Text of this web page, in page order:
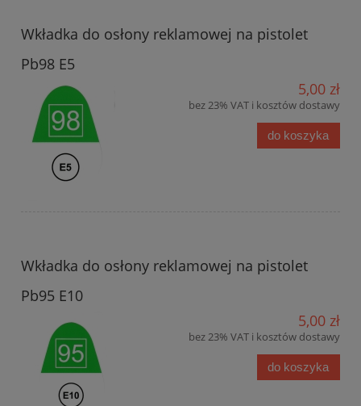
Wkładka do osłony reklamowej na pistolet
Pb98 E5
5,00 zł
bez 23% VAT i kosztów dostawy
do koszyka
Wkładka do osłony reklamowej na pistolet
Pb95 E10
5,00 zł
bez 23% VAT i kosztów dostawy
do koszyka